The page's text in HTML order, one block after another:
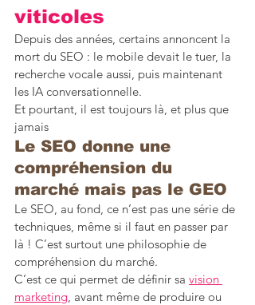
viticoles
Depuis des années, certains annoncent la
mort du SEO : le mobile devait le tuer, la
recherche vocale aussi, puis maintenant
les IA conversationnelle.
Et pourtant, il est toujours là, et plus que
jamais
Le SEO donne une
compréhension du
marché mais pas le GEO
Le SEO, au fond, ce n’est pas une série de
techniques, même si il faut en passer par
là ! C’est surtout une philosophie de
compréhension du marché.
C’est ce qui permet de définir sa vision
marketing , avant même de produire ou